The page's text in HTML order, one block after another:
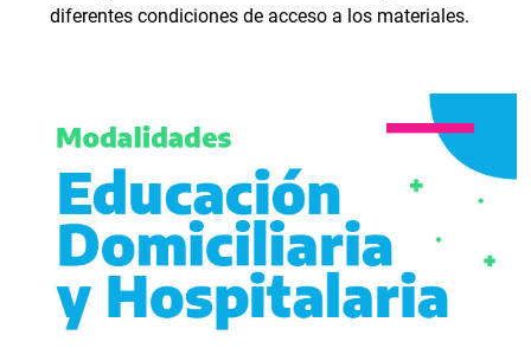
diferentes condiciones de acceso a los materiales.